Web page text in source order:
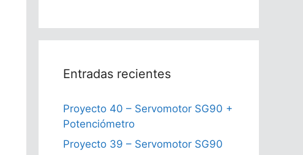
Entradas recientes
Proyecto 40 – Servomotor SG90 +
Potenciómetro
Proyecto 39 – Servomotor SG90